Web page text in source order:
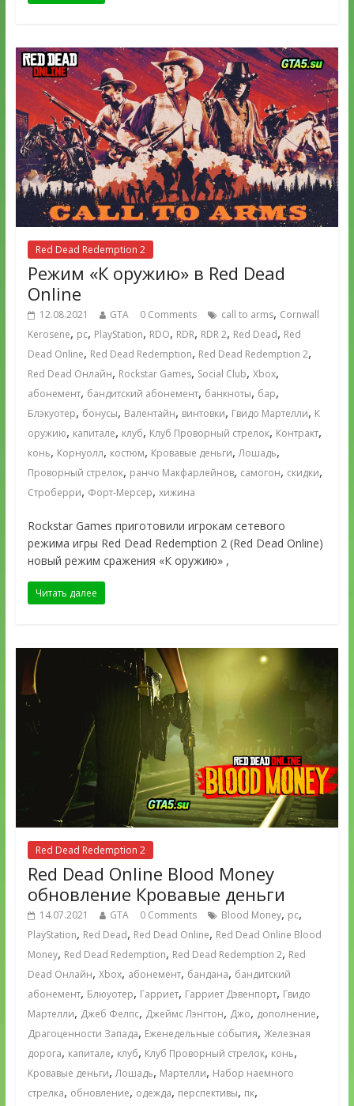
Red Dead Redemption 2
Режим «К оружию» в Red Dead
Online
12.08.2021 GTA 0 Comments call to arms, Cornwall
Kerosene, pc, PlayStation, RDO, RDR, RDR 2, Red Dead, Red
Dead Online, Red Dead Redemption, Red Dead Redemption 2,
Red Dead Онлайн, Rockstar Games, Social Club, Xbox,
абонемент, бандитский абонемент, банкноты, бар,
Блэкуотер, бонусы, Валентайн, винтовки, Гвидо Мартелли, К
оружию, капитале, клуб, Клуб Проворный стрелок, Контракт,
конь, Корнуолл, костюм, Кровавые деньги,Лошадь,
Проворный стрелок, ранчо Макфарлейнов, самогон, скидки,
Строберри, Форт-Мерсер, хижина
Rockstar Games приготовили игрокам сетевого
режима игры Red Dead Redemption 2 (Red Dead Online)
новый режим сражения «К оружию» ,
Читать далее
Red Dead Redemption 2
Red Dead Online Blood Money
обновление Кровавые деньги
14.07.2021 GTA 0 Comments Blood Money, pc,
PlayStation, Red Dead, Red Dead Online, Red Dead Online Blood
Money, Red Dead Redemption, Red Dead Redemption 2, Red
Dead Онлайн, Xbox, абонемент, бандана, бандитский
абонемент, Блюуотер, Гарриет, Гарриет Дэвенпорт, Гвидо
Мартелли, Джеб Фелпс, Джеймс Лэнгтон, Джо, дополнение,
Драгоценности Запада, Еженедельные события, Железная
дорога, капитале, клуб, Клуб Проворный стрелок, конь,
Кровавые деньги,Лошадь, Мартелли, Набор наемного
стрелка, обновление, одежда, перспективы, пк,